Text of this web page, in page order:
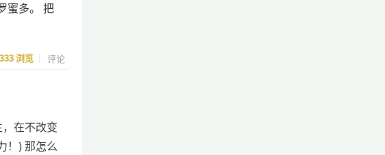
蜜多。 把
333浏览 评论
在不改变
！) 那怎么